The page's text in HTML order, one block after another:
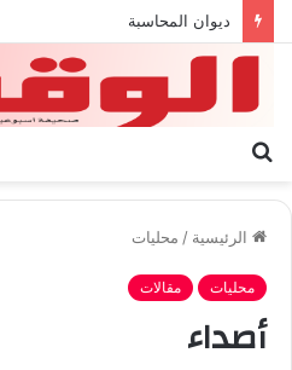
بيان الإتحاد الوطنى العام لعمال ليبيا
الرئيسية / محليات
محليات مقالات
أصداء